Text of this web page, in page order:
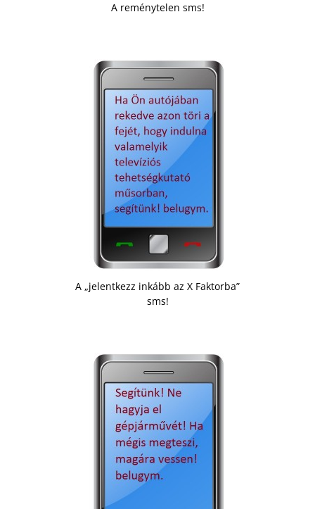
A reménytelen sms!
A „jelentkezz inkább az X Faktorba”
sms!